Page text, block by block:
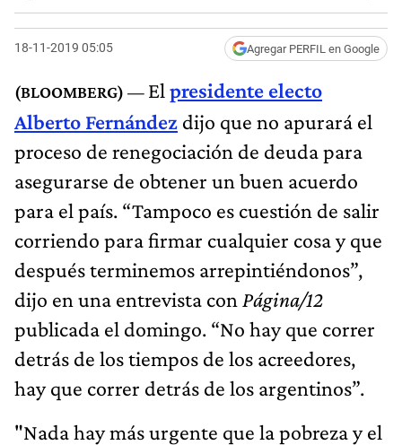
18-11-2019 05:05 Agregar PERFIL en Google
El presidente electo
Alberto Fernández dijo que no apurará el
proceso de renegociación de deuda para
asegurarse de obtener un buen acuerdo
para el país. “Tampoco es cuestión de salir
corriendo para firmar cualquier cosa y que
después terminemos arrepintiéndonos”,
dijo en una entrevista con Página/12
publicada el domingo. “No hay que correr
detrás de los tiempos de los acreedores,
hay que correr detrás de los argentinos”.
"Nada hay más urgente que la pobreza y el